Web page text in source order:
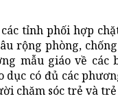
tỉnh phối hợp
rộng phòng,
mẫu giáo về các
dục có đủ các
chăm sóc trẻ và